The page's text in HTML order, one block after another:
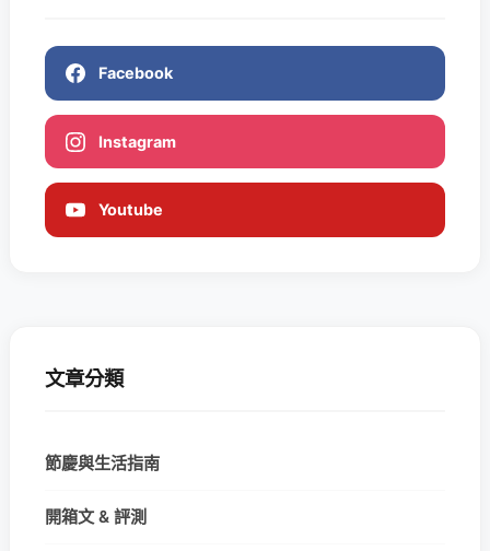
Facebook
Instagram
Youtube
文章分類
節慶與生活指南
開箱文 & 評測